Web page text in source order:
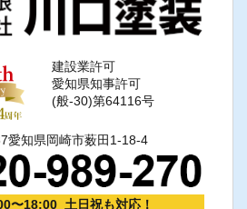
建設業許可
愛知県知事許可
(般-30)第64116号
愛知県岡崎市薮田1-18-4
〜18:00 土日祝も対応！